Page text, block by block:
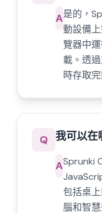
A是的，
動設備
覽器中
載。透
時存取
Q 我可以在
ASprunki
包括桌
腦和智